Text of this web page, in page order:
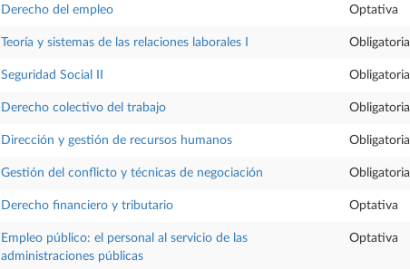
Derecho del empleo Optativa
Teoría y sistemas de las relaciones laborales I Obligatoria
Seguridad Social II Obligatoria
Derecho colectivo del trabajo Obligatoria
Dirección y gestión de recursos humanos Obligatoria
Gestión del conflicto y técnicas de negociación Obligatoria
Derecho financiero y tributario Optativa
Empleo público: el personal al servicio de las
administraciones públicas
Optativa